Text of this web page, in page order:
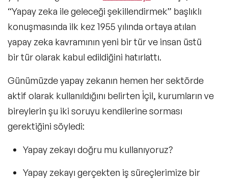
“Yapay zeka ile geleceği şekillendirmek” başlıklı
konuşmasında ilk kez 1955 yılında ortaya atılan
yapay zeka kavramının yeni bir tür ve insan üstü
bir tür olarak kabul edildiğini hatırlattı.
Günümüzde yapay zekanın hemen her sektörde
aktif olarak kullanıldığını belirten İçil, kurumların ve
bireylerin şu iki soruyu kendilerine sorması
gerektiğini söyledi:
Yapay zekayı doğru mu kullanıyoruz?
Yapay zekayı gerçekten iş süreçlerimize bir